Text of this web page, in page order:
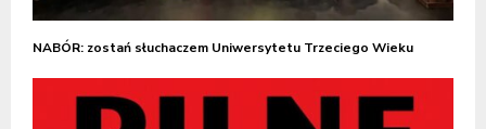
NABÓR: zostań słuchaczem Uniwersytetu Trzeciego Wieku